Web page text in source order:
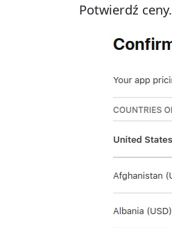
Potwierdź ceny.